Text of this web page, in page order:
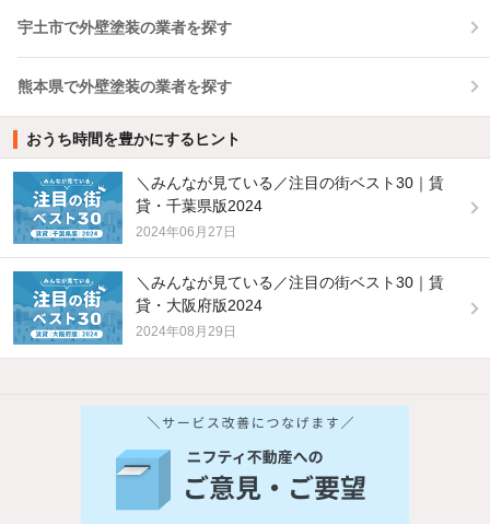
宇土市で外壁塗装の業者を探す
熊本県で外壁塗装の業者を探す
おうち時間を豊かにするヒント
＼みんなが見ている／注目の街ベスト30｜賃
貸・千葉県版2024
2024年06月27日
＼みんなが見ている／注目の街ベスト30｜賃
貸・大阪府版2024
2024年08月29日
他の人はこんな条件で絞り込んでいます！
バス・トイレ別 2階以上